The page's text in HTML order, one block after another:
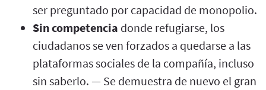
ser preguntado por capacidad de monopolio.
Sin competencia donde refugiarse, los
ciudadanos se ven forzados a quedarse a las
plataformas sociales de la compañía, incluso
sin saberlo. — Se demuestra de nuevo el gran